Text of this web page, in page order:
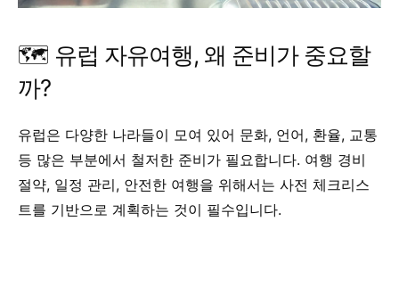
🗺️ 유럽 자유여행, 왜 준비가 중요할
까?
유럽은 다양한 나라들이 모여 있어 문화, 언어, 환율, 교통
등 많은 부분에서 철저한 준비가 필요합니다. 여행 경비
절약, 일정 관리, 안전한 여행을 위해서는 사전 체크리스
트를 기반으로 계획하는 것이 필수입니다.